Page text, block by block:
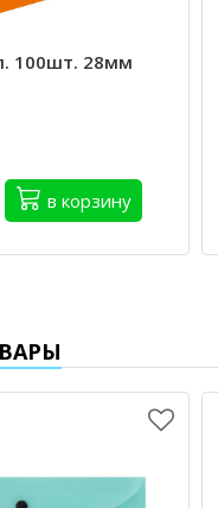
100шт. 28мм
в корзину